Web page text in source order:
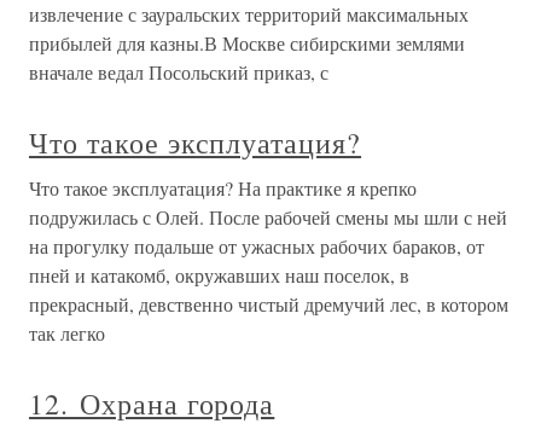
извлечение с зауральских территорий максимальных
прибылей для казны.В Москве сибирскими землями
вначале ведал Посольский приказ, с
Что такое эксплуатация?
Что такое эксплуатация? На практике я крепко
подружилась с Олей. После рабочей смены мы шли с ней
на прогулку подальше от ужасных рабочих бараков, от
пней и катакомб, окружавших наш поселок, в
прекрасный, девственно чистый дремучий лес, в котором
так легко
12. Охрана города